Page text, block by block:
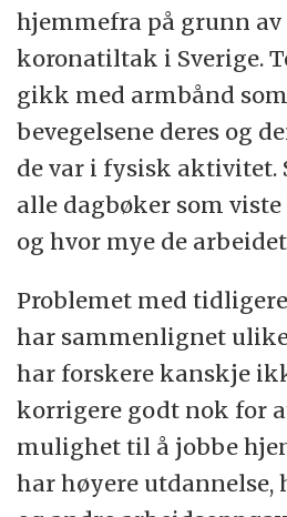
hjemmefra på grunn av
koronatiltak i Sverige.
gikk med armbånd
bevegelsene deres og
de var i fysisk aktivitet.
alle dagbøker som
og hvor mye de
Problemet med
har sammenlignet
har forskere kanskje
korrigere godt nok for
mulighet til å jobbe
har høyere